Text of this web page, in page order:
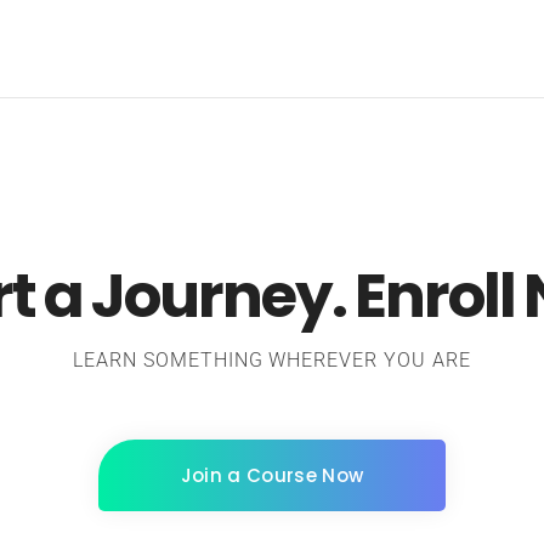
a Journey. Enroll
LEARN SOMETHING WHEREVER YOU ARE
Join a Course Now